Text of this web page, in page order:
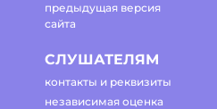
предыдущая версия
сайта
СЛУШАТЕЛЯМ
контакты и реквизиты
независимая оценка